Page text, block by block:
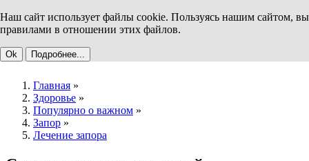
Наш сайт использует файлы cookie. Пользуясь нашим сайтом, вы
правилами в отношении этих файлов.
Ok Подробнее...
Главная »
Здоровье »
Популярно о важном »
Запор »
Лечение запора